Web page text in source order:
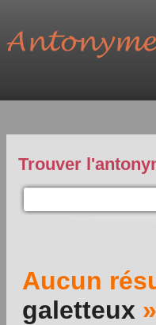
Trouver
Aucun
galetteux »